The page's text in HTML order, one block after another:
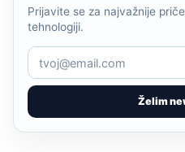
Želim
Prijavite se za najvažnije
tehnologiji.